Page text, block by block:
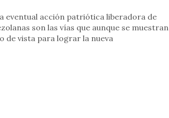
eventual acción patriótica liberadora de
son las vías que aunque se muestran
de vista para lograr la nueva